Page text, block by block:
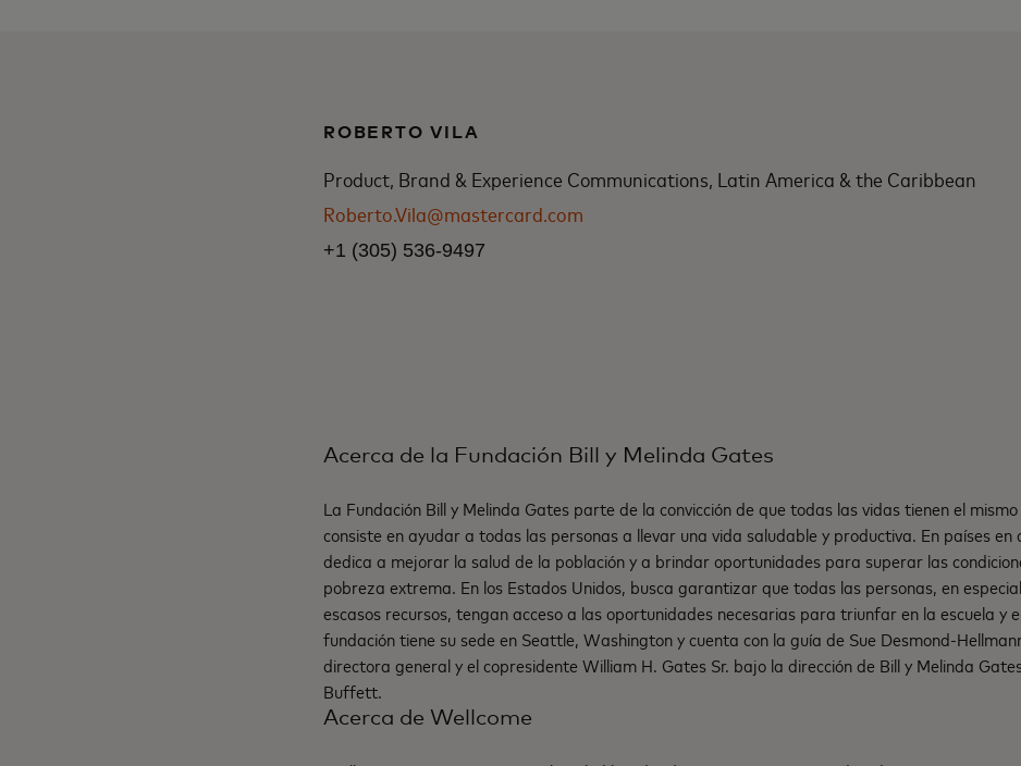
ROBERTO VILA
Product, Brand & Experience Communications, Latin America & the Caribbean
Roberto.Vila@mastercard.com
+1 (305) 536-9497
Acerca de la Fundación Bill y Melinda Gates
La Fundación Bill y Melinda Gates parte de la convicción de que todas las vidas tienen el
consiste en ayudar a todas las personas a llevar una vida saludable y productiva. En países en
dedica a mejorar la salud de la población y a brindar oportunidades para superar las
pobreza extrema. En los Estados Unidos, busca garantizar que todas las personas, en
escasos recursos, tengan acceso a las oportunidades necesarias para triunfar en la escuela y
fundación tiene su sede en Seattle, Washington y cuenta con la guía de Sue Desmond-
directora general y el copresidente William H. Gates Sr. bajo la dirección de Bill y Melinda
Buffett.
Acerca de Wellcome